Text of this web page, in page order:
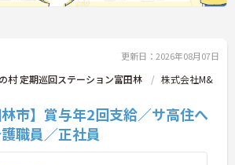
更新日：2026年08月07日
村 定期巡回ステーション富田林
株式会社M&
林市】賞与年2回支給／サ高住へ
職員／正社員